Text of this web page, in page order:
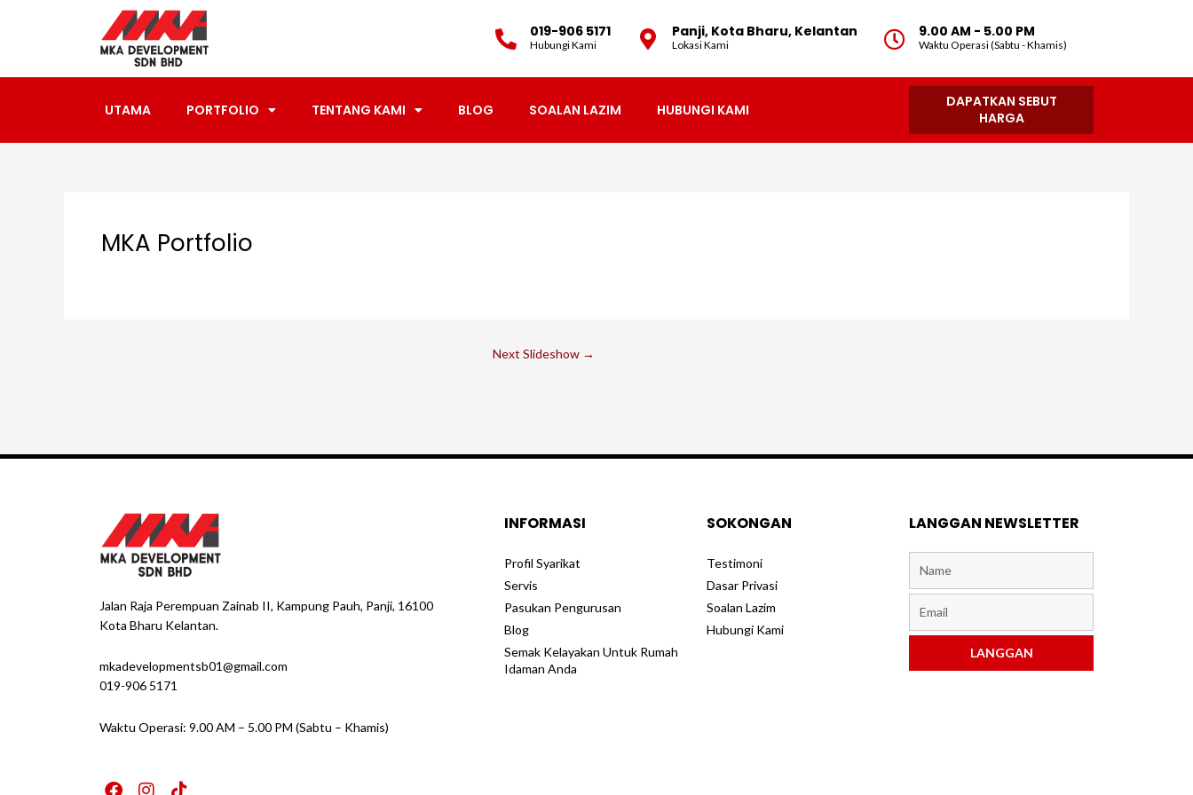
019-906 5171
Hubungi Kami
Panji, Kota Bharu, Kelantan
Lokasi Kami
9.00 AM - 5.00 PM
Waktu Operasi (Sabtu - Khamis)
UTAMA PORTFOLIO TENTANG KAMI BLOG SOALAN LAZIM HUBUNGI KAMI
DAPATKAN SEBUT
HARGA
MKA Portfolio
navigation
Next Slideshow →
Jalan Raja Perempuan Zainab II, Kampung Pauh, Panji, 16100
Kota Bharu Kelantan.
mkadevelopmentsb01@gmail.com
019-906 5171
Waktu Operasi: 9.00 AM – 5.00 PM (Sabtu – Khamis)
F
I
T
INFORMASI
Profil Syarikat
Servis
Pasukan Pengurusan
Blog
Semak Kelayakan Untuk Rumah
Idaman Anda
SOKONGAN
Testimoni
Dasar Privasi
Soalan Lazim
Hubungi Kami
LANGGAN NEWSLETTER
LANGGAN